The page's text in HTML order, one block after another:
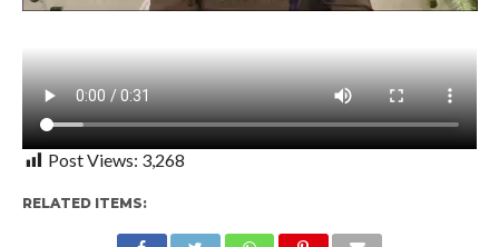
Post Views: 3,268
RELATED ITEMS: